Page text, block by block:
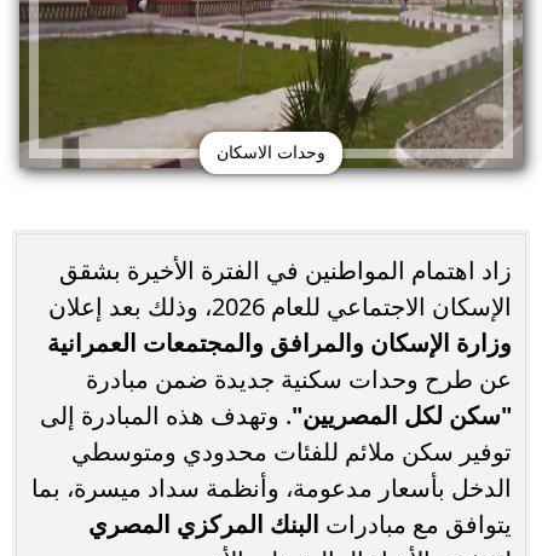
وحدات الاسكان
زاد اهتمام المواطنين في الفترة الأخيرة بشقق
الإسكان الاجتماعي للعام 2026، وذلك بعد إعلان
وزارة الإسكان والمرافق والمجتمعات العمرانية
عن طرح وحدات سكنية جديدة ضمن مبادرة
"سكن لكل المصريين". وتهدف هذه المبادرة إلى
توفير سكن ملائم للفئات محدودي ومتوسطي
الدخل بأسعار مدعومة، وأنظمة سداد ميسرة، بما
يتوافق مع مبادرات البنك المركزي المصري